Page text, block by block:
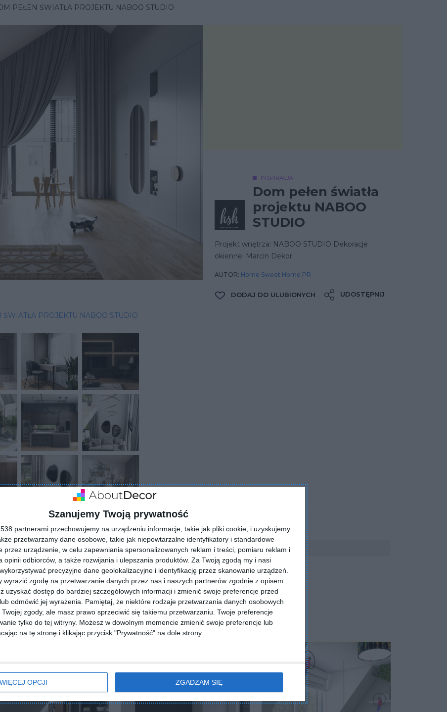
Szanujemy Twoją prywatność
partnerami przechowujemy na urządzeniu informacje, takie jak pliki cookie, i uzyskujemy
przetwarzamy dane osobowe, takie jak niepowtarzalne identyfikatory i standardowe
przez urządzenie, w celu zapewniania spersonalizowanych reklam i treści, pomiaru reklam i
opinii odbiorców, a także rozwijania i ulepszania produktów. Za Twoją zgodą my i nasi
precyzyjne dane geolokalizacyjne i identyfikację przez skanowanie urządzeń.
wyrazić zgodę na przetwarzanie danych przez nas i naszych partnerów zgodnie z opisem
uzyskać dostęp do bardziej szczegółowych informacji i zmienić swoje preferencje przed
odmówić jej wyrażenia.
Pamiętaj, że niektóre rodzaje przetwarzania danych osobowych
zgody, ale masz prawo sprzeciwić się takiemu przetwarzaniu. Twoje preferencje
tylko do tej witryny. Możesz w dowolnym momencie zmienić swoje preferencje lub
na tę stronę i klikając przycisk "Prywatność" na dole strony.
WIĘCEJ OPCJI ZGADZAM SIĘ
PEŁEN ŚWIATŁA PROJEKTU NABOO STUDIO
INSPIRACJA
Dom pełen światła
projektu NABOO
STUDIO
Projekt wnętrza: NABOO STUDIO Dekoracje
okienne: Marcin Dekor
AUTOR: Home Sweet Home PR
DODAJ DO ULUBIONYCH UDOSTĘPNIJ
ŚWIATŁA PROJEKTU NABOO STUDIO
ZADAJ PYTANIE